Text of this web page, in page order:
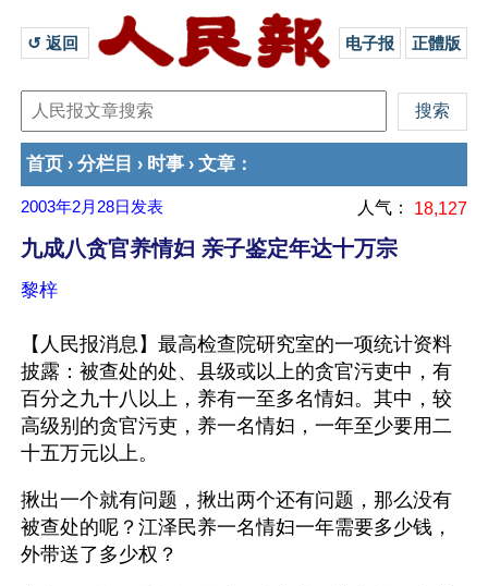
↺ 返回 电子报 正體版
首页 › 分栏目 › 时事 › 文章 ：
2003年2月28日 发表 人气： 18,127
九成八贪官养情妇 亲子鉴定年达十万宗
黎梓
【人民报消息】最高检查院研究室的一项统计资料
披露：被查处的处、县级或以上的贪官污吏中，有
百分之九十八以上，养有一至多名情妇。其中，较
高级别的贪官污吏，养一名情妇，一年至少要用二
十五万元以上。
揪出一个就有问题，揪出两个还有问题，那么没有
被查处的呢？江泽民养一名情妇一年需要多少钱，
外带送了多少权？